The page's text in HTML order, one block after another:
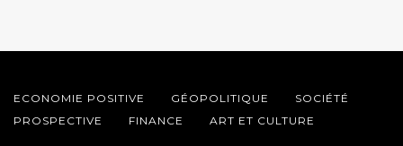
ECONOMIE POSITIVE GÉOPOLITIQUE
SOCIÉTÉ
PROSPECTIVE
FINANCE ART ET CULTURE